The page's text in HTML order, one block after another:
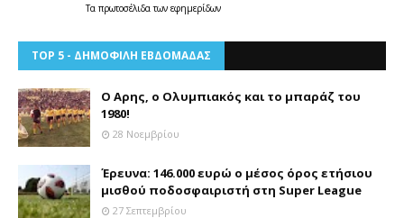
Τα πρωτοσέλιδατων εφημερίδων
TOP 5 - ΔΗΜΟΦΙΛΗ ΕΒΔΟΜΑΔΑΣ
Ο Αρης, ο Ολυμπιακός και το μπαράζ του
1980!
28 Νοεμβρίου
Έρευνα: 146.000 ευρώ ο μέσος όρος ετήσιου
μισθού ποδοσφαιριστή στη Super League
27 Σεπτεμβρίου